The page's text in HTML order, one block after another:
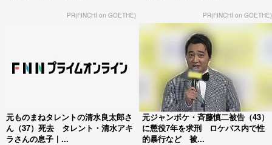
PR(FINCHI on GOETHE) PR(FINCHI on GOETHE)
元ものまねタレントの清水良太郎さ
ん（37）死去 タレント・清水アキ
ラさんの息子｜...
元ジャンポケ・斉藤慎二被告（43）
に懲役7年を求刑 ロケバス内で性
的暴行など 被...